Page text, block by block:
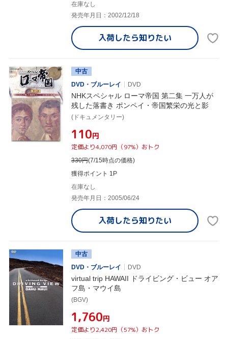
在庫なし
発売年月日：2002/12/18
入荷したら知りたい
中古
DVD・ブルーレイ
DVD
NHKスペシャル ローマ帝国 第二集 一万人が
残した落書き ポンペイ・帝国繁栄の光と影
(ドキュメンタリー)
¥110円
定価より4,070円（97%）おトク
330円(7/15時点の価格)
獲得ポイント 1P
在庫なし
発売年月日：2005/06/24
入荷したら知りたい
中古
DVD・ブルーレイ
DVD
virtual trip HAWAII ドライビング・ビュー オア
フ島・マウイ島
(BGV)
¥1,760円
定価より2,420円（57%）おトク